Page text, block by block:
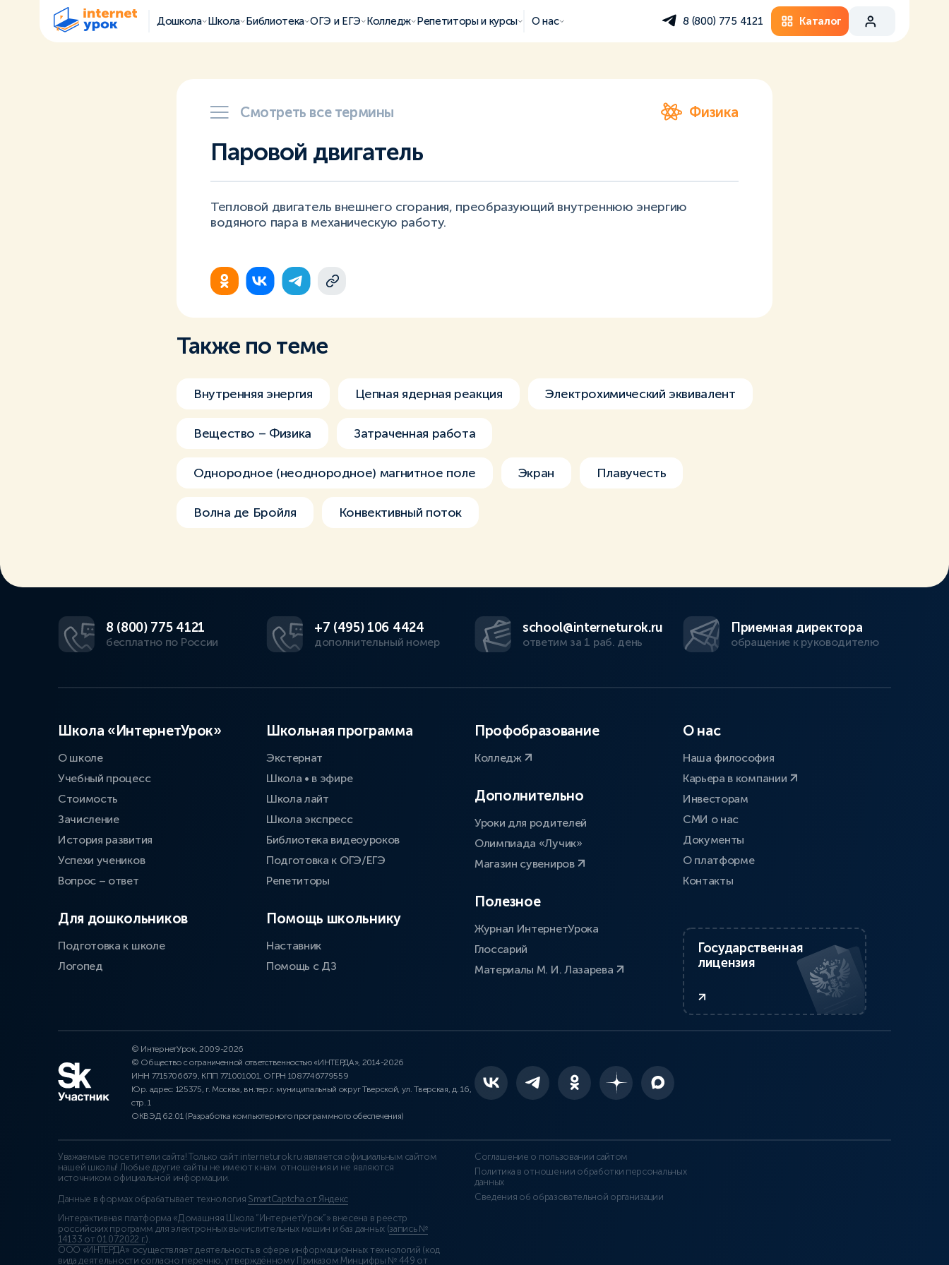
Дошкола Школа Библиотека ОГЭ и ЕГЭ Колледж Репетиторы и курсы О нас 8 (800) 775 4121 Каталог
Смотреть все термины Физика
Паровой двигатель
Тепловой двигатель внешнего сгорания, преобразующий внутреннюю энергию
водяного пара в механическую работу.
Также по теме
Внутренняя энергия Цепная ядерная реакция Электрохимический эквивалент
Вещество – Физика Затраченная работа
Однородное (неоднородное) магнитное поле Экран Плавучесть
Волна де Бройля Конвективный поток
8 (800) 775 4121
бесплатно по России
+7 (495) 106 4424
дополнительный номер
school@interneturok.ru
ответим за 1 раб. день
Приемная директора
обращение к руководителю
Школа «ИнтернетУрок»
О школе
Учебный процесс
Стоимость
Зачисление
История развития
Успехи учеников
Вопрос – ответ
Для дошкольников
Подготовка к школе
Логопед
Школьная программа
Экстернат
Школа • в эфире
Школа лайт
Школа экспресс
Библиотека видеоуроков
Подготовка к ОГЭ/ЕГЭ
Репетиторы
Помощь школьнику
Наставник
Помощь с ДЗ
Профобразование
Колледж
Дополнительно
Уроки для родителей
Олимпиада «Лучик»
Магазин сувениров
Полезное
Журнал ИнтернетУрока
Глоссарий
Материалы М. И. Лазарева
О нас
Наша философия
Карьера в компании
Инвесторам
СМИ о нас
Документы
О платформе
Контакты
Государственная
лицензия
© ИнтернетУрок, 2009-2026
© Общество с ограниченной ответственностью «ИНТЕРДА», 2014-2026
ИНН 7715706679, КПП 771001001, ОГРН 1087746779559
Юр. адрес: 125375, г. Москва, вн.тер.г. муниципальный округ Тверской, ул. Тверская, д. 16,
стр. 1
ОКВЭД 62.01 (Разработка компьютерного программного обеспечения)
Уважаемые посетители сайта! Только сайт interneturok.ru является официальным сайтом
нашей школы! Любые другие сайты не имеют к нам отношения и не являются
источником официальной информации.
Данные в формах обрабатывает технология SmartCaptcha от Яндекс
Интерактивная платформа «Домашняя Школа “ИнтернетУрок”» внесена в реестр
российских программ для электронных вычислительных машин и баз данных (запись №
14133 от 01.07.2022 г.).
ООО «ИНТЕРДА» осуществляет деятельность в сфере информационных технологий (код
вида деятельности согласно перечню, утверждённому Приказом Минцифры № 449 от
Соглашение о пользовании сайтом
Политика в отношении обработки персональных
данных
Сведения об образовательной организации